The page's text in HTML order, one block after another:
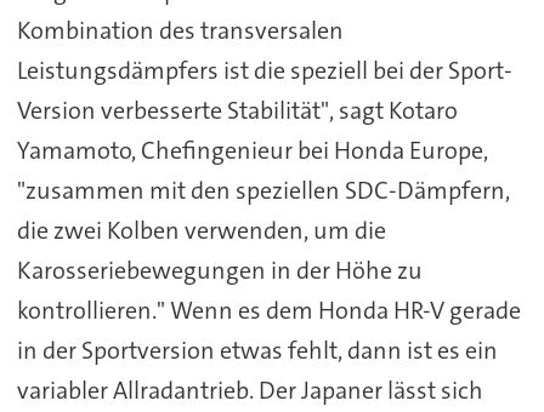
Kombination des transversalen
Leistungsdämpfers ist die speziell bei der Sport-
Version verbesserte Stabilität", sagt Kotaro
Yamamoto, Chefingenieur bei Honda Europe,
"zusammen mit den speziellen SDC-Dämpfern,
die zwei Kolben verwenden, um die
Karosseriebewegungen in der Höhe zu
kontrollieren." Wenn es dem Honda HR-V gerade
in der Sportversion etwas fehlt, dann ist es ein
variabler Allradantrieb. Der Japaner lässt sich